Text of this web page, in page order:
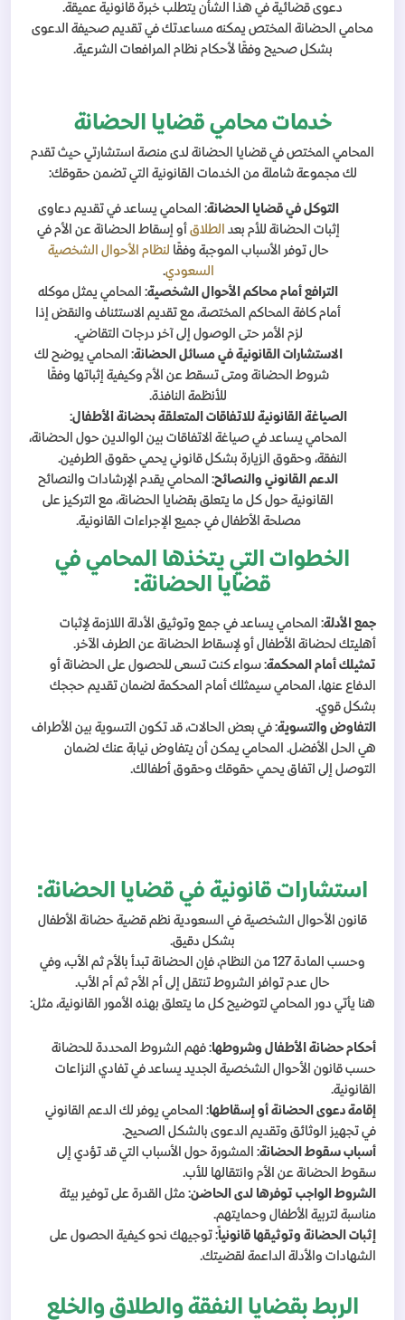
دعوى قضائية في هذا الشأن يتطلب خبرة قانونية عميقة.
محامي الحضانة المختص يمكنه مساعدتك في تقديم صحيفة الدعوى
بشكل صحيح وفقًا لأحكام نظام المرافعات الشرعية.
خدمات محامي قضايا الحضانة
المحامي المختص في قضايا الحضانة لدى منصة استشارتي حيث تقدم
لك مجموعة شاملة من الخدمات القانونية التي تضمن حقوقك:
التوكل في قضايا الحضانة: المحامي يساعد في تقديم دعاوى
إثبات الحضانة للأم بعد الطلاق أو إسقاط الحضانة عن الأم في
حال توفر الأسباب الموجبة وفقًا لنظام الأحوال الشخصية
السعودي.
الترافع أمام محاكم الأحوال الشخصية: المحامي يمثل موكله
أمام كافة المحاكم المختصة، مع تقديم الاستئناف والنقض إذا
لزم الأمر حتى الوصول إلى آخر درجات التقاضي.
الاستشارات القانونية في مسائل الحضانة: المحامي يوضح لك
شروط الحضانة ومتى تسقط عن الأم وكيفية إثباتها وفقًا
للأنظمة النافذة.
الصياغة القانونية للاتفاقات المتعلقة بحضانة الأطفال:
المحامي يساعد في صياغة الاتفاقات بين الوالدين حول الحضانة،
النفقة، وحقوق الزيارة بشكل قانوني يحمي حقوق الطرفين.
الدعم القانوني والنصائح: المحامي يقدم الإرشادات والنصائح
القانونية حول كل ما يتعلق بقضايا الحضانة، مع التركيز على
مصلحة الأطفال في جميع الإجراءات القانونية.
الخطوات التي يتخذها المحامي في
قضايا الحضانة:
جمع الأدلة: المحامي يساعد في جمع وتوثيق الأدلة اللازمة لإثبات
أهليتك لحضانة الأطفال أو لإسقاط الحضانة عن الطرف الآخر.
تمثيلك أمام المحكمة: سواء كنت تسعى للحصول على الحضانة أو
الدفاع عنها، المحامي سيمثلك أمام المحكمة لضمان تقديم حججك
بشكل قوي.
التفاوض والتسوية: في بعض الحالات، قد تكون التسوية بين الأطراف
هي الحل الأفضل. المحامي يمكن أن يتفاوض نيابة عنك لضمان
التوصل إلى اتفاق يحمي حقوقك وحقوق أطفالك.
استشارات قانونية في قضايا الحضانة:
قانون الأحوال الشخصية في السعودية نظم قضية حضانة الأطفال
بشكل دقيق.
وحسب المادة 127 من النظام، فإن الحضانة تبدأ بالأم ثم الأب، وفي
حال عدم توافر الشروط تنتقل إلى أم الأم ثم أم الأب.
هنا يأتي دور المحامي لتوضيح كل ما يتعلق بهذه الأمور القانونية، مثل:
أحكام حضانة الأطفال وشروطها: فهم الشروط المحددة للحضانة
حسب قانون الأحوال الشخصية الجديد يساعد في تفادي النزاعات
القانونية.
إقامة دعوى الحضانة أو إسقاطها: المحامي يوفر لك الدعم القانوني
في تجهيز الوثائق وتقديم الدعوى بالشكل الصحيح.
أسباب سقوط الحضانة: المشورة حول الأسباب التي قد تؤدي إلى
سقوط الحضانة عن الأم وانتقالها للأب.
الشروط الواجب توفرها لدى الحاضن: مثل القدرة على توفير بيئة
مناسبة لتربية الأطفال وحمايتهم.
إثبات الحضانة وتوثيقها قانونياً: توجيهك نحو كيفية الحصول على
الشهادات والأدلة الداعمة لقضيتك.
الربط بقضايا النفقة والطلاق والخلع